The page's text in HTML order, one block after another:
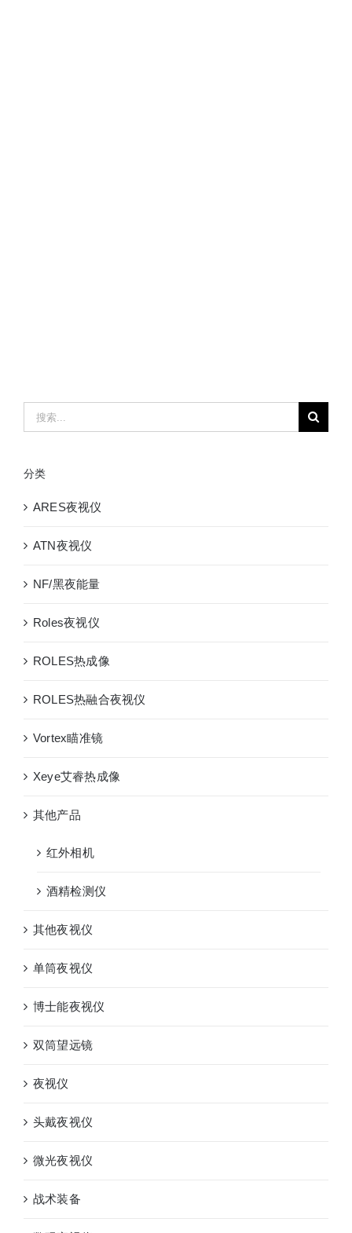
索：
分类
ARES夜视仪
ATN夜视仪
NF/黑夜能量
Roles夜视仪
ROLES热成像
ROLES热融合夜视仪
Vortex瞄准镜
Xeye艾睿热成像
其他产品
红外相机
酒精检测仪
其他夜视仪
单筒夜视仪
博士能夜视仪
双筒望远镜
夜视仪
头戴夜视仪
微光夜视仪
战术装备